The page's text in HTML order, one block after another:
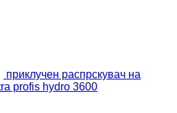
приклучен распрскувач на
profis hydro 3600